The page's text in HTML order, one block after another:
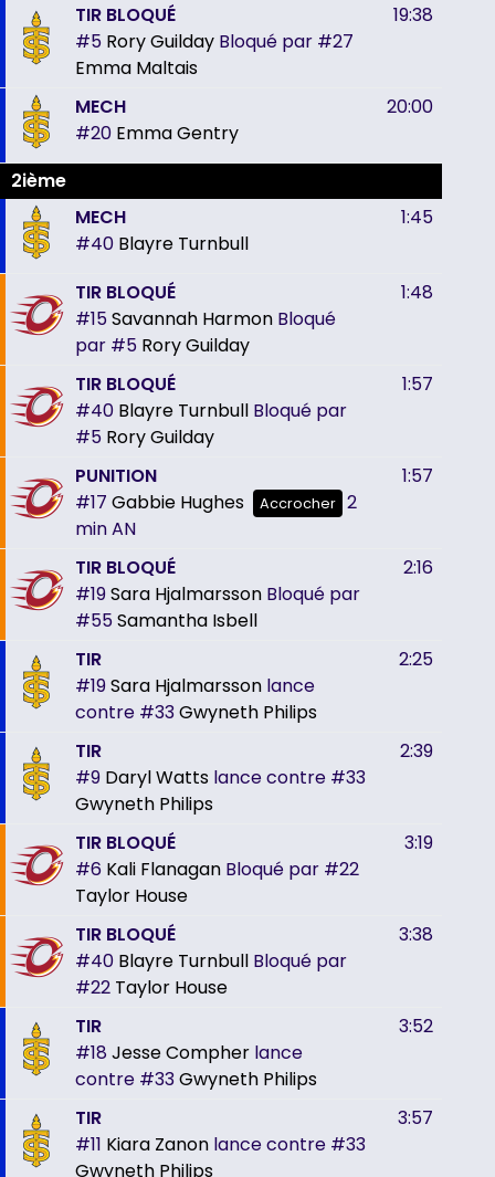
TIR BLOQUÉ
#5 Rory Guilday Bloqué par #27
Emma Maltais
19:38
MECH
#20 Emma Gentry
20:00
2ième
MECH
#40 Blayre Turnbull
1:45
TIR BLOQUÉ
#15Savannah Harmon Bloqué
par #5 Rory Guilday
1:48
TIR BLOQUÉ
#40 Blayre Turnbull Bloqué par
#5 Rory Guilday
1:57
PUNITION
#17 Gabbie Hughes Accrocher 2
minAN
1:57
TIR BLOQUÉ
#19Sara Hjalmarsson Bloqué par
#55Samantha Isbell
2:16
TIR
#19Sara Hjalmarsson lance
contre #33Gwyneth Philips
2:25
TIR
#9 Daryl Watts lance contre #33
Gwyneth Philips
2:39
TIR BLOQUÉ
#6 Kali Flanagan Bloqué par #22
Taylor House
3:19
TIR BLOQUÉ
#40 Blayre Turnbull Bloqué par
#22 Taylor House
3:38
TIR
#18 Jesse Compher lance
contre #33Gwyneth Philips
3:52
TIR
#11 Kiara Zanon lance contre #33
Gwyneth Philips
3:57